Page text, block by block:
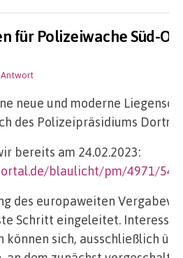
für Polizeiwache Süd-
neue und moderne
des Polizeipräsidiums
bereits am 24.02.2023:
blaulicht/pm/4971/
des europaweiten
Schritt eingeleitet.
können sich, ausschließlich